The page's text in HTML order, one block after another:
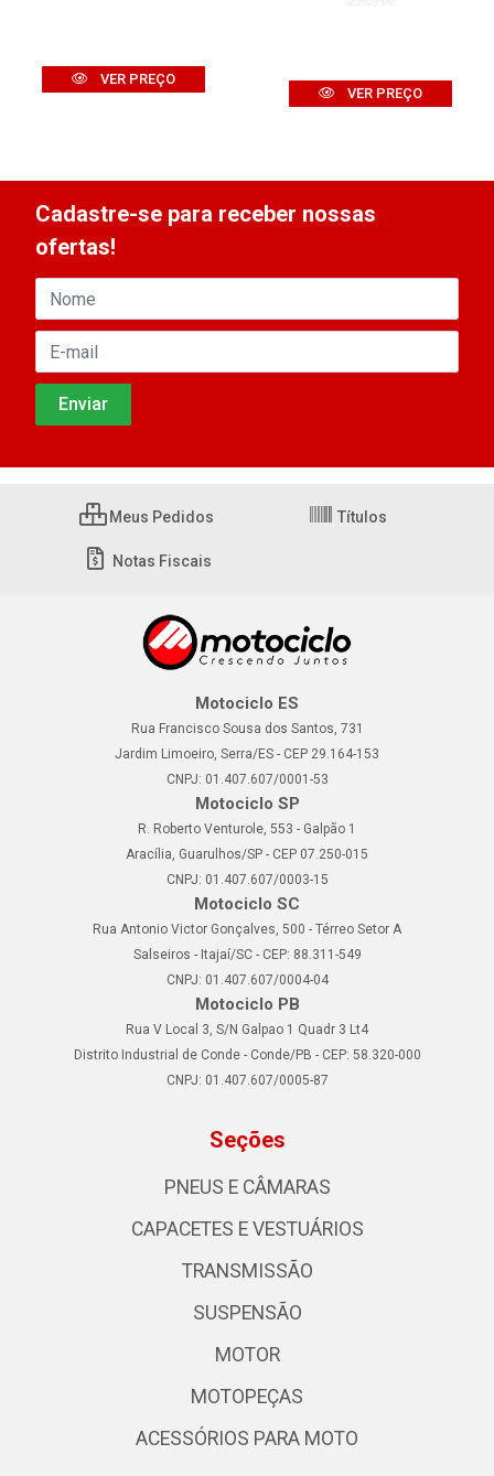
VER PREÇO
VER PREÇO
Cadastre-se para receber nossas
ofertas!
Meus Pedidos Títulos
Notas Fiscais
Motociclo ES
Rua Francisco Sousa dos Santos, 731
Jardim Limoeiro, Serra/ES - CEP 29.164-153
CNPJ: 01.407.607/0001-53
Motociclo SP
R. Roberto Venturole, 553 - Galpão 1
Aracília, Guarulhos/SP - CEP 07.250-015
CNPJ: 01.407.607/0003-15
Motociclo SC
Rua Antonio Victor Gonçalves, 500 - Térreo Setor A
Salseiros - Itajaí/SC - CEP: 88.311-549
CNPJ: 01.407.607/0004-04
Motociclo PB
Rua V Local 3, S/N Galpao 1 Quadr 3 Lt4
Distrito Industrial de Conde - Conde/PB - CEP: 58.320-000
CNPJ: 01.407.607/0005-87
Seções
PNEUS E CÂMARAS
CAPACETES E VESTUÁRIOS
TRANSMISSÃO
SUSPENSÃO
MOTOR
MOTOPEÇAS
ACESSÓRIOS PARA MOTO